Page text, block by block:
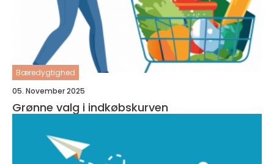
Bæredygtighed
05. November 2025
Grønne valg i indkøbskurven